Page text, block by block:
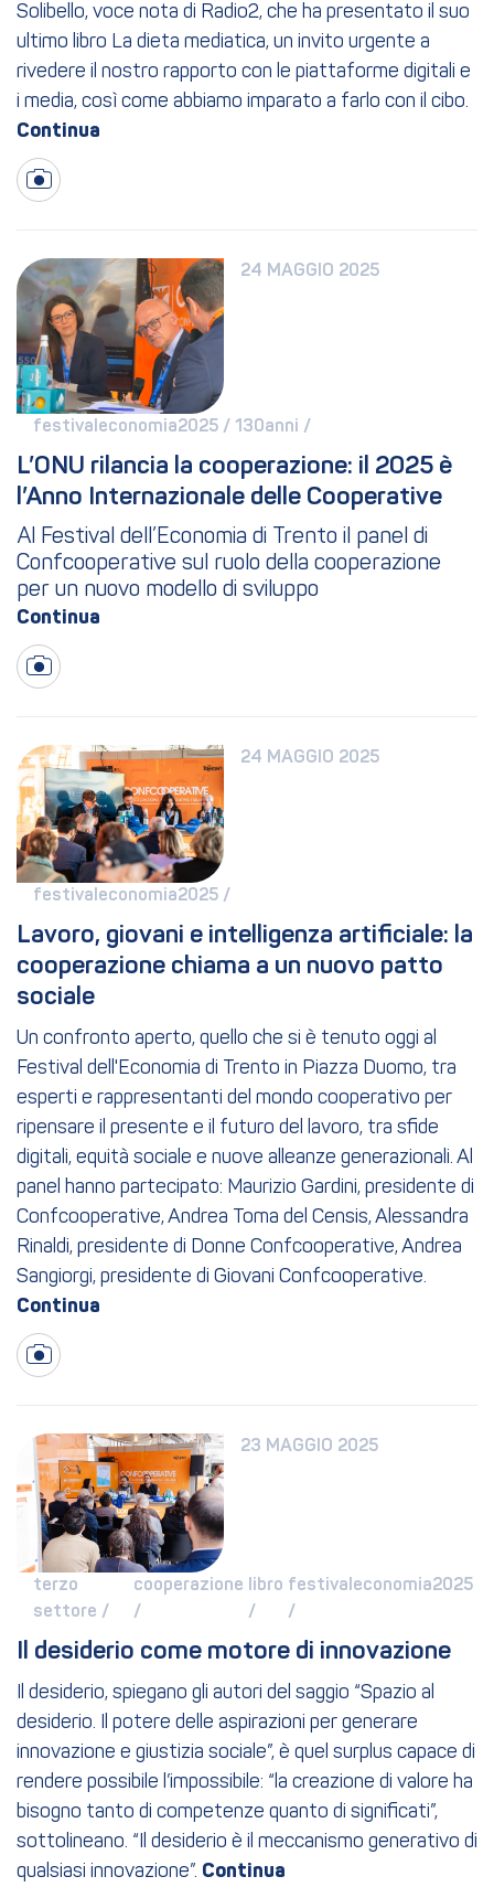
Solibello, voce nota di Radio2, che ha presentato il suo
ultimo libro La dieta mediatica, un invito urgente a
rivedere il nostro rapporto con le piattaforme digitali e
i media, così come abbiamo imparato a farlo con il cibo.
24 MAGGIO 2025
festivaleconomia2025 / 130anni /
L’ONU rilancia la cooperazione: il 2025 è
l’Anno Internazionale delle Cooperative
Al Festival dell’Economia di Trento il panel di
Confcooperative sul ruolo della cooperazione
per un nuovo modello di sviluppo
24 MAGGIO 2025
festivaleconomia2025 /
Lavoro, giovani e intelligenza artificiale: la
cooperazione chiama a un nuovo patto
sociale
Un confronto aperto, quello che si è tenuto oggi al
Festival dell'Economia di Trento in Piazza Duomo, tra
esperti e rappresentanti del mondo cooperativo per
ripensare il presente e il futuro del lavoro, tra sfide
digitali, equità sociale e nuove alleanze generazionali. Al
panel hanno partecipato: Maurizio Gardini, presidente di
Confcooperative, Andrea Toma del Censis, Alessandra
Rinaldi, presidente di Donne Confcooperative, Andrea
Sangiorgi, presidente di Giovani Confcooperative.
23 MAGGIO 2025
terzo
settore /
cooperazione
/
libro
/
festivaleconomia2025
/
Il desiderio come motore di innovazione
Il desiderio, spiegano gli autori del saggio “Spazio al
desiderio. Il potere delle aspirazioni per generare
innovazione e giustizia sociale”, è quel surplus capace di
rendere possibile l’impossibile: “la creazione di valore ha
bisogno tanto di competenze quanto di significati”,
sottolineano. “Il desiderio è il meccanismo generativo di
qualsiasi innovazione”.